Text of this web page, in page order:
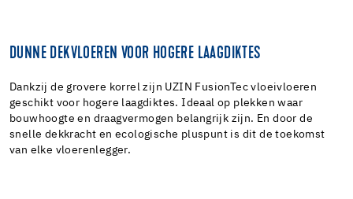
DUNNE DEKVLOEREN VOOR HOGERE LAAGDIKTES
Dankzij de grovere korrel zijn UZIN FusionTec vloeivloeren
geschikt voor hogere laagdiktes. Ideaal op plekken waar
bouwhoogte en draagvermogen belangrijk zijn. En door de
snelle dekkracht en ecologische pluspunt is dit de toekomst
van elke vloerenlegger.